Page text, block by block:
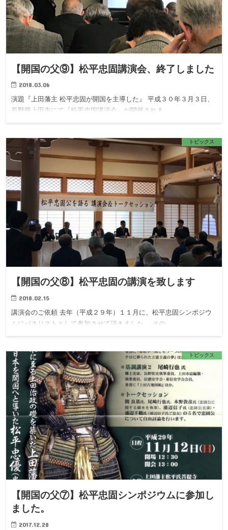
【開国の父⑨】松平忠固講演会、終了しました
2018.03.06
演題『上田藩主 松平忠固が開国を主導した』 平成３０年３月３日、
長野県上田市にて『松平忠固講演会』が開催されま…
トピックス
【開国の父⑧】松平忠固の講演を致します
2018.02.15
講演会のご依頼 去年（平成２９年）１１月に、松平忠固シンポジウ
ムにパネリストとして参加させて頂きました。 その…
トピックス
【開国の父⑦】松平忠固シンポジウムに参加し
ました。
2017.12.28